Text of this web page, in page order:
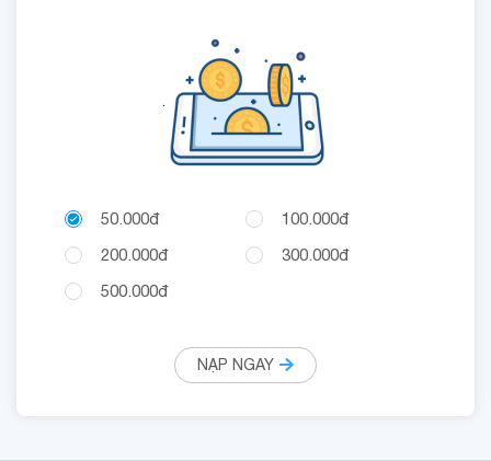
.
50.000đ
100.000đ
200.000đ
300.000đ
500.000đ
NẠP NGAY